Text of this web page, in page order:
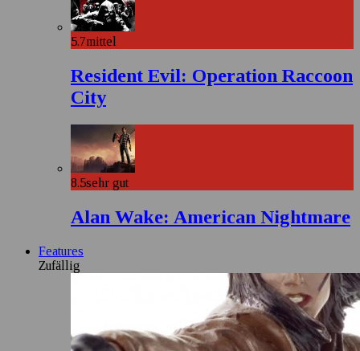
5.7mittel
Resident Evil: Operation Raccoon
City
8.5sehr gut
Alan Wake: American Nightmare
Features
Zufällig